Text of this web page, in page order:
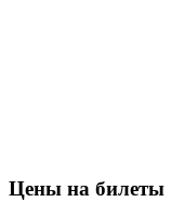
Цены на билеты